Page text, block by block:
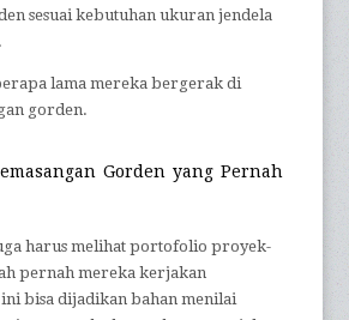
sesuai kebutuhan ukuran jendela
lama mereka bergerak di
gorden.
Gorden yang Pernah
harus melihat portofolio proyek-
pernah mereka kerjakan
bisa dijadikan bahan menilai